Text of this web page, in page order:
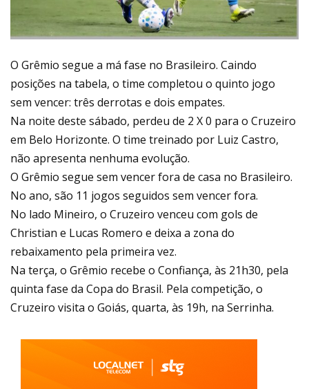
O Grêmio segue a má fase no Brasileiro. Caindo
posições na tabela, o time completou o quinto jogo
sem vencer: três derrotas e dois empates.
Na noite deste sábado, perdeu de 2 X 0 para o Cruzeiro
em Belo Horizonte. O time treinado por Luiz Castro,
não apresenta nenhuma evolução.
O Grêmio segue sem vencer fora de casa no Brasileiro.
No ano, são 11 jogos seguidos sem vencer fora.
No lado Mineiro, o Cruzeiro venceu com gols de
Christian e Lucas Romero e deixa a zona do
rebaixamento pela primeira vez.
Na terça, o Grêmio recebe o Confiança, às 21h30, pela
quinta fase da Copa do Brasil. Pela competição, o
Cruzeiro visita o Goiás, quarta, às 19h, na Serrinha.